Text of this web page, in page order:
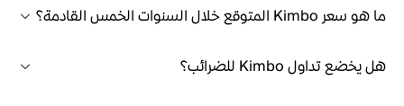
ما هو سعر Kimbo المتوقع خلال السنوات الخمس القادمة؟
هل يخضع تداول Kimbo للضرائب؟